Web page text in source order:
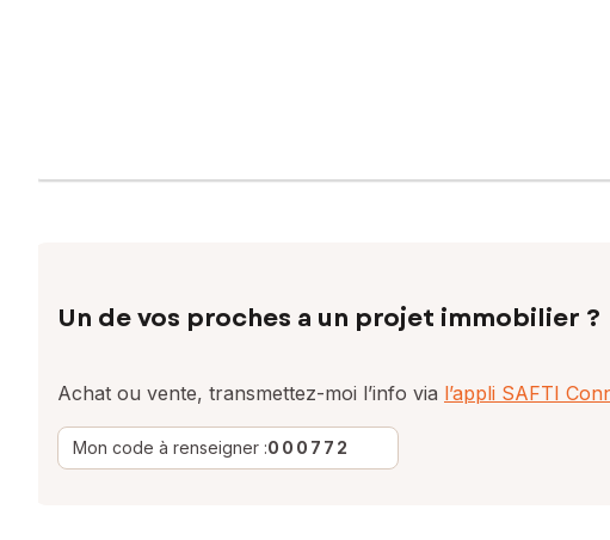
Un de vos proches a un projet immobilier ?
Achat ou vente, transmettez-moi l’info via l’appli SAFTI
Mon code à renseigner :000772